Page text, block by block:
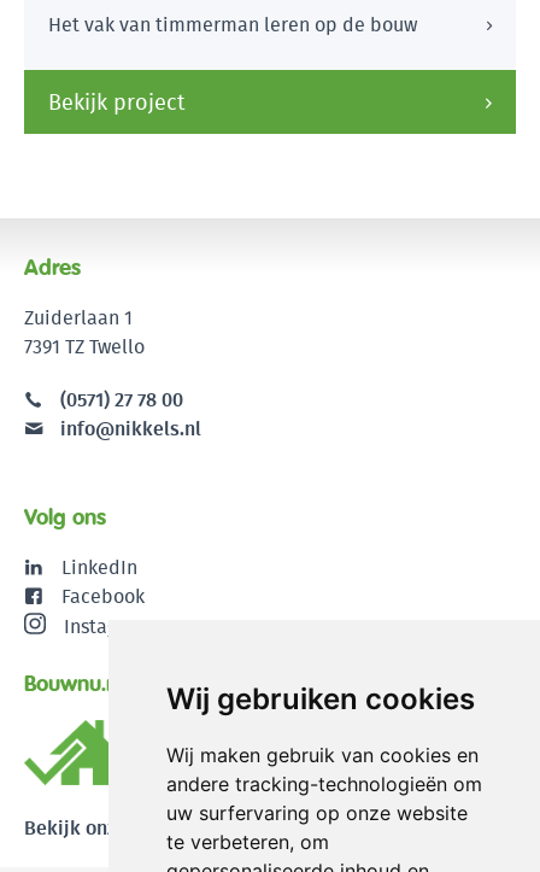
Wij gebruiken cookies
Wij maken gebruik van cookies en
andere tracking-technologieën om
uw surfervaring op onze website
te verbeteren, om
Het vak van timmerman leren op de bouw
Bekijk project
Adres
Zuiderlaan 1
7391 TZ Twello
(0571) 27 78 00
info@nikkels.nl
Volg ons
LinkedIn
Facebook
Instagram
Bouwnu.nl
Bekijk onze reviews